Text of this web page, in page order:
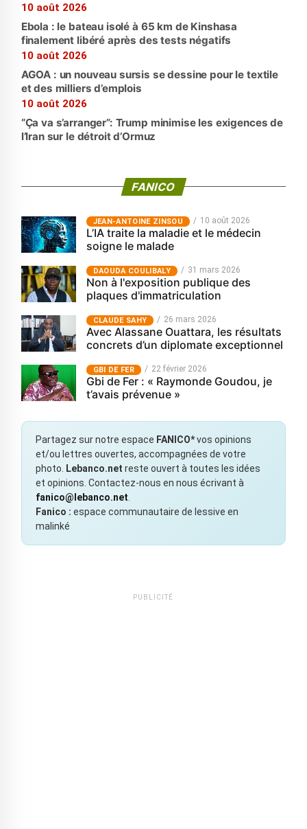
10 août 2026
Ebola : le bateau isolé à 65 km de Kinshasa
finalement libéré après des tests négatifs
10 août 2026
AGOA : un nouveau sursis se dessine pour le textile
et des milliers d’emplois
10 août 2026
“Ça va s’arranger”: Trump minimise les exigences de
l’Iran sur le détroit d’Ormuz
FANICO
JEAN-ANTOINE ZINSOU 10 août 2026
L’IA traite la maladie et le médecin
soigne le malade
‎DAOUDA COULIBALY 31 mars 2026
Non à l'exposition publique des
plaques d'immatriculation
CLAUDE SAHY 26 mars 2026
Avec Alassane Ouattara, les résultats
concrets d’un diplomate exceptionnel
GBI DE FER 22 février 2026
Gbi de Fer : « Raymonde Goudou, je
t’avais prévenue »
Partagez sur notre espace FANICO*vos opinions
et/ou lettres ouvertes, accompagnées de votre
photo.
Lebanco.net reste ouvert à toutes les idées
et opinions. Contactez-nous en nous écrivant à
fanico@lebanco.net
Fanico : espace communautaire de lessive en
malinké
PUBLICITÉ